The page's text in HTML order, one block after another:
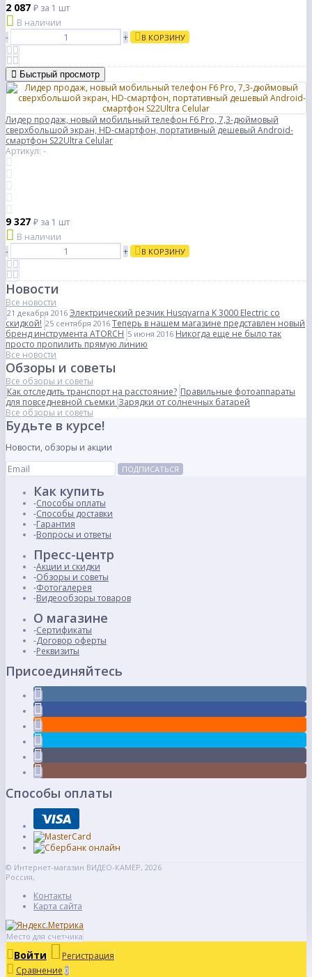
2 087 ₽ за 1 шт
В наличии
-
+ В КОРЗИНУ
Быстрый просмотр
Лидер продаж, новый мобильный телефон F6 Pro, 7,3-дюймовый
сверхбольшой экран, HD-смартфон, портативный дешевый Android-
смартфон S22Ultra Celular
Артикул: -
9 327 ₽ за 1 шт
В наличии
-
+ В КОРЗИНУ
Новости
Все новости
21 декабря 2016 Электрический резчик Husqvarna K 3000 Electric со
скидкой! 25 сентября 2016 Теперь в нашем магазине представлен новый
бренд инструмента ATORCH 5 июня 2016 Никогда еще не было так
просто пропилить прямую линию
Все новости
Обзоры и советы
Все обзоры и советы
Как отследить транспорт на расстояние? Правильные фотоаппараты
для повседневной съемки Зарядки от солнечных батарей
Все обзоры и советы
Будьте в курсе!
Новости, обзоры и акции
ПОДПИСАТЬСЯ
Как купить
Способы оплаты
Способы доставки
Гарантия
Вопросы и ответы
Пресс-центр
Акции и скидки
Обзоры и советы
Фотогалерея
Видеообзоры товаров
О магазине
Сертификаты
Договор оферты
Реквизиты
Присоединяйтесь
Способы оплаты
© Интернет-магазин ВИДЕО-КАМЕР, 2026
Россия,
Контакты
Карта сайта
Место для счетчика
Войти
Регистрация
Сравнение 0